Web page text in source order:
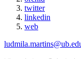
twitter
linkedin
web